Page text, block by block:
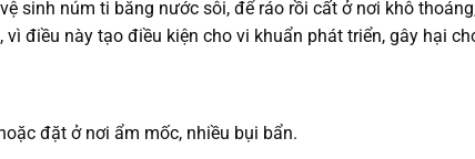
sinh núm ti bằng nước sôi, để ráo rồi cất ở nơi khô
điều này tạo điều kiện cho vi khuẩn phát triển, gây hại
đặt ở nơi ẩm mốc, nhiều bụi bẩn.